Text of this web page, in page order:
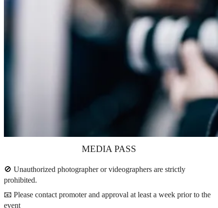
MEDIA PASS
🚫 Unauthorized photographer or videographers are strictly
prohibited.
📧 Please contact promoter and approval at least a week prior to the
event